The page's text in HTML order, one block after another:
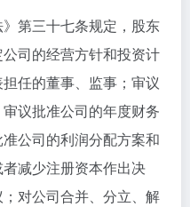
第三十七条规定，股东
司的经营方针和投资计
任的董事、监事；审议
议批准公司的年度财务
公司的利润分配方案和
减少注册资本作出决
对公司合并、分立、解